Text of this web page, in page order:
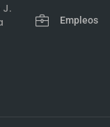
J.
Empleos